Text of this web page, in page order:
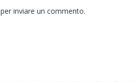
per inviare un commento.